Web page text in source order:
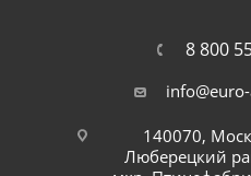
8 800
140070,
Люберецкий